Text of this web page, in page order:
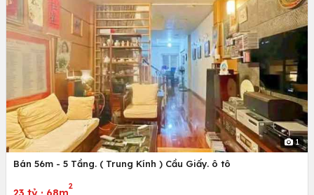
1
Bán 56m - 5 Tầng. ( Trung Kính ) Cầu Giấy. ô tô
2